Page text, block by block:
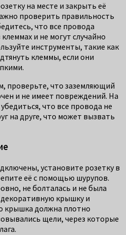
на месте и закрыть её
проверить правильность
что все провода
и не могут случайно
инструменты, такие как
клеммы, если они
проверьте, что заземляющий
и не имеет повреждений. На
что все провода не
на друге, что может вызвать
установите розетку в
её с помощью шурупов.
не болталась и не была
крышку и
крышка должна плотно
щели, через которые